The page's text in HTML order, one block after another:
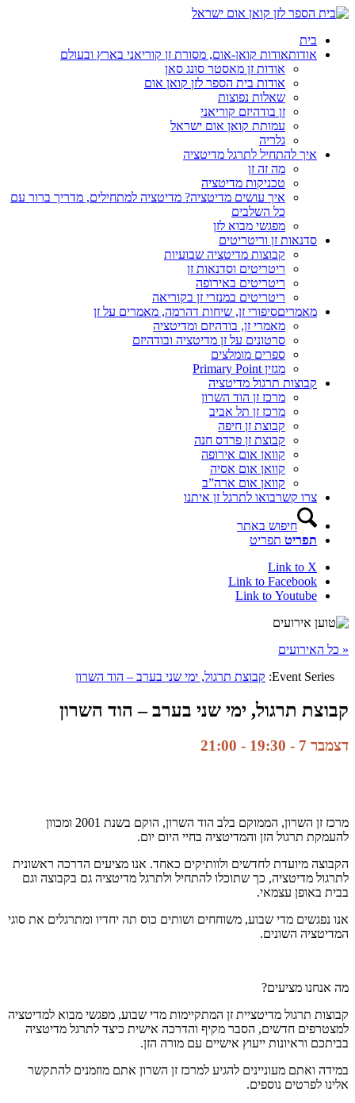
בית
אודותאודות קואן-אום, מסורת זן קוריאני בארץ ובעולם
אודות זן מאסטר סונג סאן
אודות בית הספר לזן קואן אום
שאלות נפוצות
זן בודהיזם קוריאני
עמותת קואן אום ישראל
גלריה
איך להתחיל לתרגל מדיטציה
מה זה זן
טכניקות מדיטציה
איך עושים מדיטציה? מדיטציה למתחילים, מדריך ברור עם
כל השלבים
מפגשי מבוא לזן
סדנאות זן וריטריטים
קבוצות מדיטציה שבועיות
ריטריטים וסדנאות זן
ריטריטים באירופה
ריטריטים במנזרי זן בקוריאה
מאמריםסיפורי זן, שיחות דהרמה, מאמרים על זן
מאמרי זן, בודהיזם ומדיטציה
סרטונים על זן מדיטציה ובודהיזם
ספרים מומלצים
מגזין Primary Point
קבוצות תרגול מדיטציה
מרכז זן הוד השרון
מרכז זן תל אביב
קבוצת זן חיפה
קבוצת זן פרדס חנה
קוואן אום אירופה
קוואן אום אסיה
קוואן אום ארה”ב
צרו קשרבואו לתרגל זן איתנו
חיפוש באתר
תפריט תפריט
Link to X
Link to Facebook
Link to Youtube
« כל האירועים
Event Series: קבוצת תרגול, ימי שני בערב – הוד השרון
קבוצת תרגול, ימי שני בערב – הוד השרון
דצמבר 7 - 19:30 -
21:00
מרכז זן השרון, הממוקם בלב הוד השרון, הוקם בשנת 2001 ומכוון
להעמקת תרגול הזן והמדיטציה בחיי היום יום.
הקבוצה מיועדת לחדשים ולוותיקים כאחד. אנו מציעים הדרכה ראשונית
לתרגול מדיטציה, כך שתוכלו להתחיל ולתרגל מדיטציה גם בקבוצה וגם
בבית באופן עצמאי.
אנו נפגשים מדי שבוע, משוחחים ושותים כוס תה יחדיו ומתרגלים את סוגי
המדיטציה השונים.
מה אנחנו מציעים?
בביתכם וראיונות ייעוץ אישיים עם מורה הזן.
אלינו לפרטים נוספים.